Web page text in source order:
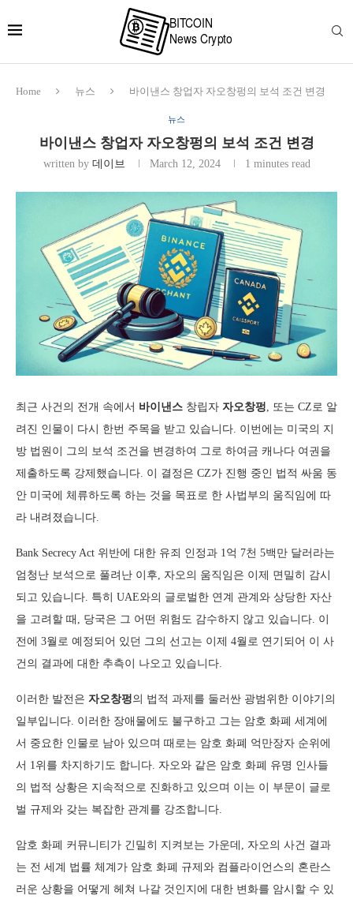
Home 뉴스 바이낸스 창업자 자오창펑의 보석 조건 변경
뉴스
바이낸스 창업자 자오창펑의 보석 조건 변경
written by 데이브 March 12, 2024 1 minutes read
최근 사건의 전개 속에서 바이낸스 창립자 자오창펑 , 또는 CZ로 알
려진 인물이 다시 한번 주목을 받고 있습니다. 이번에는 미국의 지
방 법원이 그의 보석 조건을 변경하여 그로 하여금 캐나다 여권을
제출하도록 강제했습니다. 이 결정은 CZ가 진행 중인 법적 싸움 동
안 미국에 체류하도록 하는 것을 목표로 한 사법부의 움직임에 따
라 내려졌습니다.
Bank Secrecy Act 위반에 대한 유죄 인정과 1억 7천 5백만 달러라는
엄청난 보석으로 풀려난 이후, 자오의 움직임은 이제 면밀히 감시
되고 있습니다. 특히 UAE와의 글로벌한 연계 관계와 상당한 자산
을 고려할 때, 당국은 그 어떤 위험도 감수하지 않고 있습니다. 이
전에 3월로 예정되어 있던 그의 선고는 이제 4월로 연기되어 이 사
건의 결과에 대한 추측이 나오고 있습니다.
이러한 발전은 자오창펑의 법적 과제를 둘러싼 광범위한 이야기의
일부입니다. 이러한 장애물에도 불구하고 그는 암호 화폐 세계에
서 중요한 인물로 남아 있으며 때로는 암호 화폐 억만장자 순위에
서 1위를 차지하기도 합니다. 자오와 같은 암호 화폐 유명 인사들
의 법적 상황은 지속적으로 진화하고 있으며 이는 이 부문이 글로
벌 규제와 갖는 복잡한 관계를 강조합니다.
암호 화폐 커뮤니티가 긴밀히 지켜보는 가운데, 자오의 사건 결과
는 전 세계 법률 체계가 암호 화폐 규제와 컴플라이언스의 혼란스
러운 상황을 어떻게 헤쳐 나갈 것인지에 대한 변화를 암시할 수 있